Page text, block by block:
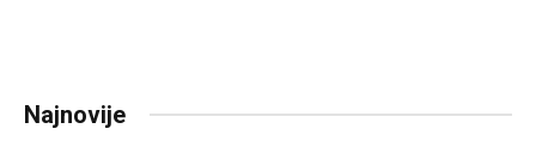
Najnovije